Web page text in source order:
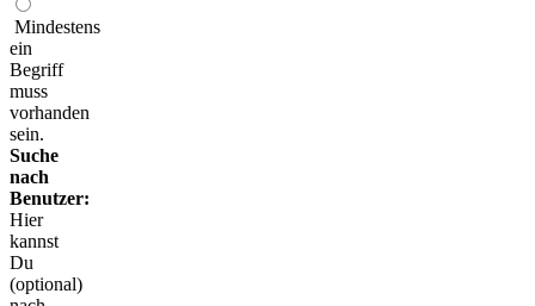
Mindestens
ein
Begriff
muss
vorhanden
sein.
Suche
nach
Benutzer:
Hier
kannst
Du
(optional)